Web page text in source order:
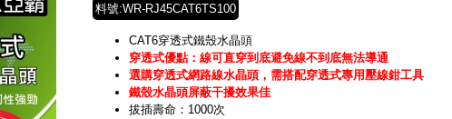
料號:WR-RJ45CAT6TS100
CAT6穿透式鐵殼水晶頭
穿透式優點：線可直穿到底避免線不到底無法導通
選購穿透式網路線水晶頭，需搭配穿透式專用壓線鉗工具
鐵殼水晶頭屏蔽干擾效果佳
拔插壽命：1000次